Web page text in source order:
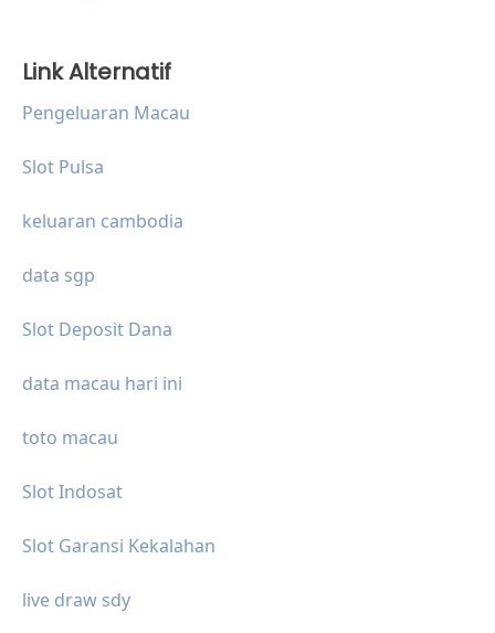
Link Alternatif
Pengeluaran Macau
Slot Pulsa
keluaran cambodia
data sgp
Slot Deposit Dana
data macau hari ini
toto macau
Slot Indosat
Slot Garansi Kekalahan
live draw sdy